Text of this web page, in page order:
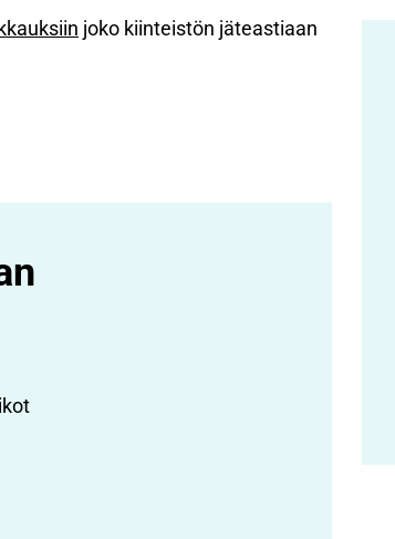
joko kiinteistön jäteastiaan